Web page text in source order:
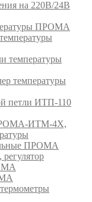
на 220В/24В
ПРОМА
температуры
температуры
петли ИТП-110
ИТМ-4Х,
ПРОМА